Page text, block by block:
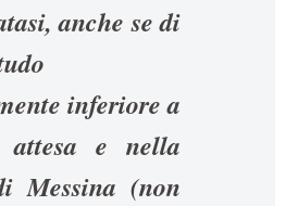
anche se di
inferiore a
attesa e nella
Messina (non